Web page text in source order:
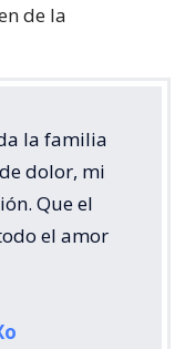
de la
la familia
dolor, mi
Que el
el amor